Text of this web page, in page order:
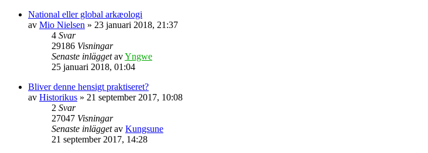
National eller global arkæologi
av Mio Nielsen » 23 januari 2018, 21:37
4 Svar
29186 Visningar
Senaste inläggetavYngwe
25 januari 2018, 01:04
Bliver denne hensigt praktiseret?
av Historikus » 21 september 2017, 10:08
2 Svar
27047 Visningar
Senaste inläggetav Kungsune
21 september 2017, 14:28